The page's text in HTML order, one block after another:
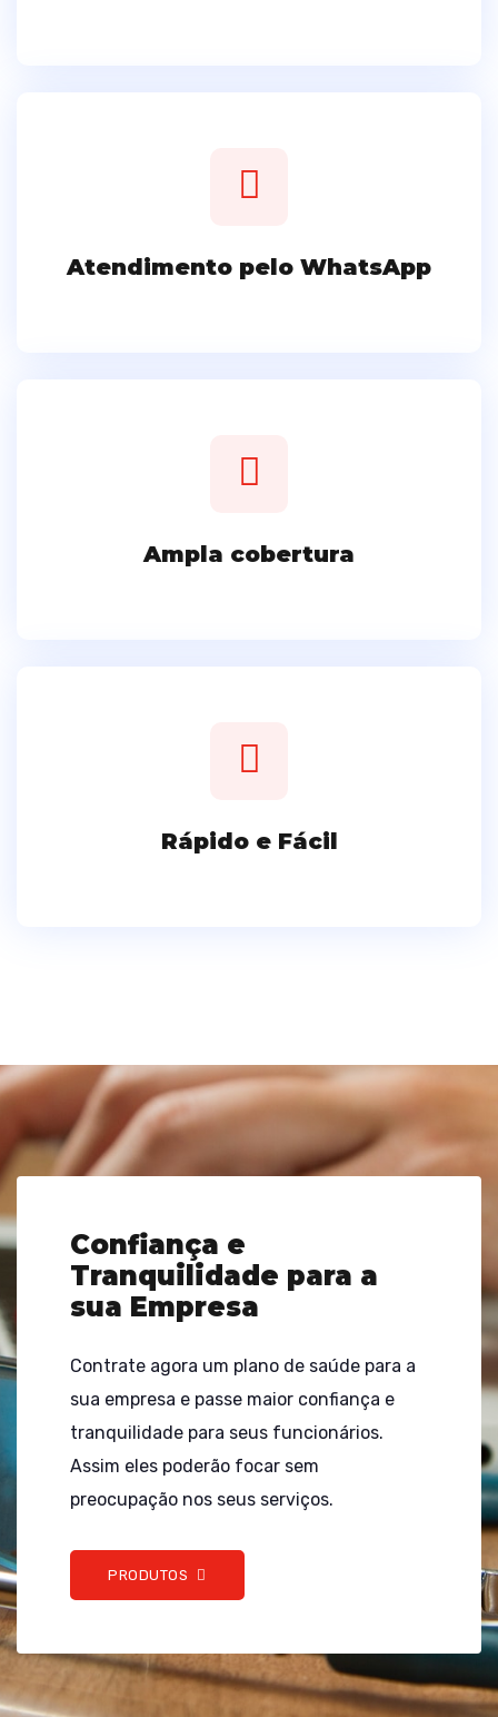
Atendimento pelo WhatsApp
Ampla cobertura
Rápido e Fácil
Confiança e
Tranquilidade para a
sua Empresa
Contrate agora um plano de saúde para a
sua empresa e passe maior confiança e
tranquilidade para seus funcionários.
Assim eles poderão focar sem
preocupação nos seus serviços.
PRODUTOS